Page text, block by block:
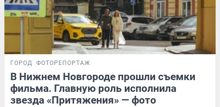
ГОРОД ФОТОРЕПОРТАЖ
В Нижнем Новгороде прошли съемки
фильма. Главную роль исполнила
звезда «Притяжения» — фото